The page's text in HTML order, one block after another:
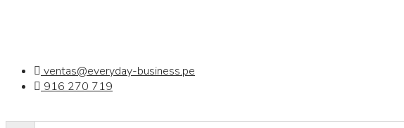
ventas@everyday-business.pe
916 270 719